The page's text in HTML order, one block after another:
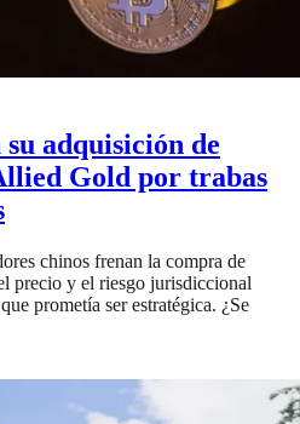
adquisición de
Gold por trabas
chinos frenan la compra de
precio y el riesgo jurisdiccional
prometía ser estratégica. ¿Se